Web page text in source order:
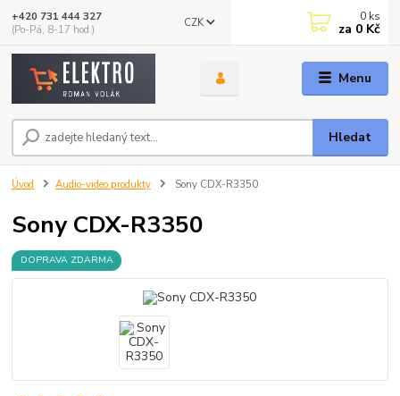
Menu
CZK
Hledat
+420 731 444 327
(Po-Pá, 8-17 hod.)
0 ks
za 0 Kč
Úvod Audio-video produkty Sony CDX-R3350
Sony CDX-R3350
DOPRAVA ZDARMA